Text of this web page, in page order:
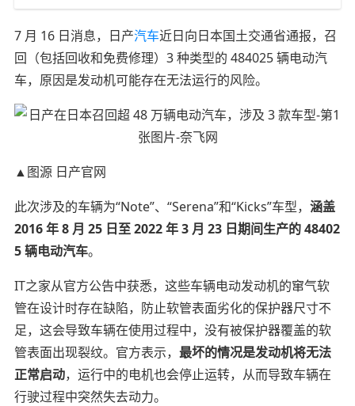
7 月 16 日消息，日产汽车近日向日本国土交通省通报，召
回（包括回收和免费修理）3 种类型的 484025 辆电动汽
车，原因是发动机可能存在无法运行的风险。
▲图源 日产官网
此次涉及的车辆为“Note”、“Serena”和“Kicks”车型， 涵盖
2016 年 8 月 25 日至 2022 年 3 月 23 日期间生产的 48402
5 辆电动汽车。
IT之家从官方公告中获悉，这些车辆电动发动机的窜气软
管在设计时存在缺陷，防止软管表面劣化的保护器尺寸不
足，这会导致车辆在使用过程中，没有被保护器覆盖的软
管表面出现裂纹。官方表示， 最坏的情况是发动机将无法
正常启动，运行中的电机也会停止运转，从而导致车辆在
行驶过程中突然失去动力。